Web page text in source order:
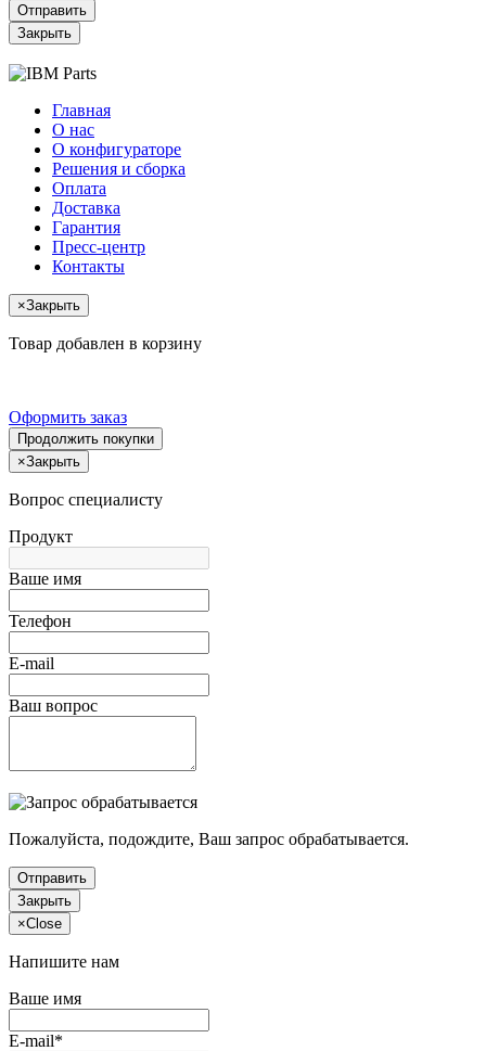
Отправить
Закрыть
Главная
О нас
О конфигураторе
Решения и сборка
Оплата
Доставка
Гарантия
Пресс-центр
Контакты
×Закрыть
Товар добавлен в корзину
Оформить заказ
Продолжить покупки
×Закрыть
Вопрос специалисту
Продукт
Ваше имя
Телефон
E-mail
Ваш вопрос
Пожалуйста, подождите, Ваш запрос обрабатывается.
Отправить
Закрыть
×Close
Напишите нам
Ваше имя
E-mail*